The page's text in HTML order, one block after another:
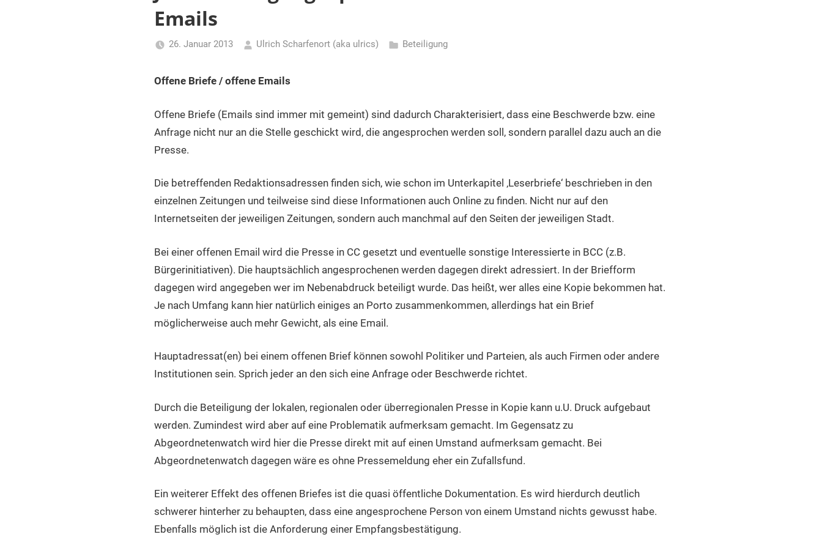
Emails
26. Januar 2013 Ulrich Scharfenort (aka ulrics) Beteiligung
Offene Briefe / offene Emails
Offene Briefe (Emails sind immer mit gemeint) sind dadurch Charakterisiert, dass eine Beschwerde bzw. eine
Anfrage nicht nur an die Stelle geschickt wird, die angesprochen werden soll, sondern parallel dazu auch an die
Presse.
Die betreffenden Redaktionsadressen finden sich, wie schon im Unterkapitel ‚Leserbriefe‘ beschrieben in den
einzelnen Zeitungen und teilweise sind diese Informationen auch Online zu finden. Nicht nur auf den
Internetseiten der jeweiligen Zeitungen, sondern auch manchmal auf den Seiten der jeweiligen Stadt.
Bei einer offenen Email wird die Presse in CC gesetzt und eventuelle sonstige Interessierte in BCC (z.B.
Bürgerinitiativen). Die hauptsächlich angesprochenen werden dagegen direkt adressiert. In der Briefform
dagegen wird angegeben wer im Nebenabdruck beteiligt wurde. Das heißt, wer alles eine Kopie bekommen hat.
Je nach Umfang kann hier natürlich einiges an Porto zusammenkommen, allerdings hat ein Brief
möglicherweise auch mehr Gewicht, als eine Email.
Hauptadressat(en) bei einem offenen Brief können sowohl Politiker und Parteien, als auch Firmen oder andere
Institutionen sein. Sprich jeder an den sich eine Anfrage oder Beschwerde richtet.
Durch die Beteiligung der lokalen, regionalen oder überregionalen Presse in Kopie kann u.U. Druck aufgebaut
werden. Zumindest wird aber auf eine Problematik aufmerksam gemacht. Im Gegensatz zu
Abgeordnetenwatch wird hier die Presse direkt mit auf einen Umstand aufmerksam gemacht. Bei
Abgeordnetenwatch dagegen wäre es ohne Pressemeldung eher ein Zufallsfund.
Ein weiterer Effekt des offenen Briefes ist die quasi öffentliche Dokumentation. Es wird hierdurch deutlich
schwerer hinterher zu behaupten, dass eine angesprochene Person von einem Umstand nichts gewusst habe.
Ebenfalls möglich ist die Anforderung einer Empfangsbestätigung.